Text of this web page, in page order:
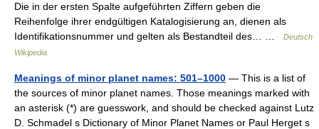
Die in der ersten Spalte aufgeführten Ziffern geben die
Reihenfolge ihrer endgültigen Katalogisierung an, dienen als
Identifikationsnummer und gelten als Bestandteil des… …
Deutsch
Wikipedia
Meanings of minor planet names: 501–1000 — This is a list of
the sources of minor planet names. Those meanings marked with
an asterisk (*) are guesswork, and should be checked against Lutz
D. Schmadel s Dictionary of Minor Planet Names or Paul Herget s